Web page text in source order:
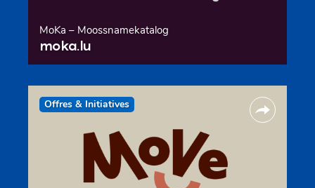
MoKa – Moossnamekatalog
moka.lu
Offres & Initiatives